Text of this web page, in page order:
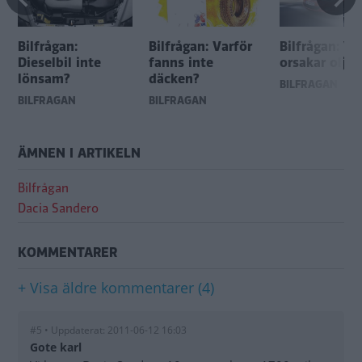
Bilfrågan:
Dieselbil inte
lönsam?
BILFRÅGAN
Bilfrågan: Varför
fanns inte
däcken?
BILFRÅGAN
Bilfrågan:
orsakar
BILFRÅGAN
ÄMNEN I ARTIKELN
Bilfrågan
Dacia Sandero
KOMMENTARER
+ Visa äldre kommentarer (4)
#5 • Uppdaterat: 2011-06-12 16:03
Gote karl